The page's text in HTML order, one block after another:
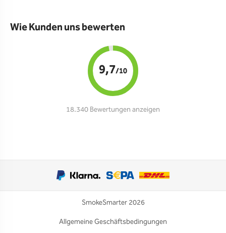
Wie Kunden uns bewerten
9,7/10
18.340 Bewertungen anzeigen
SmokeSmarter 2026
Allgemeine Geschäftsbedingungen